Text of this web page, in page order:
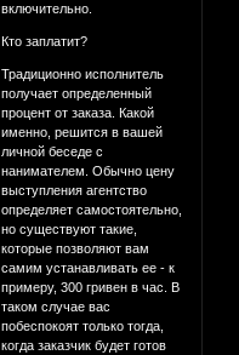
включительно.
Кто заплатит?
Традиционно исполнитель
получает определенный
процент от заказа. Какой
именно, решится в вашей
личной беседе с
нанимателем. Обычно цену
выступления агентство
определяет самостоятельно,
но существуют такие,
которые позволяют вам
самим устанавливать ее - к
примеру, 300 гривен в час. В
таком случае вас
побеспокоят только тогда,
когда заказчик будет готов